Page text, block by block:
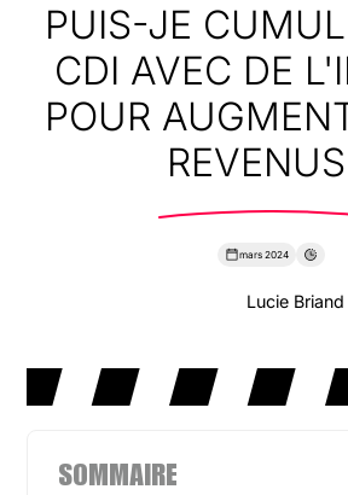
PUIS-JE
CDI AVEC DE
POUR
mars 2024
Lucie Briand
SOMMAIRE